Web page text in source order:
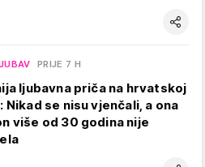
PRIJE 7 H
ljubavna priča na hrvatskoj
Nikad se nisu vjenčali, a ona
više od 30 godina nije